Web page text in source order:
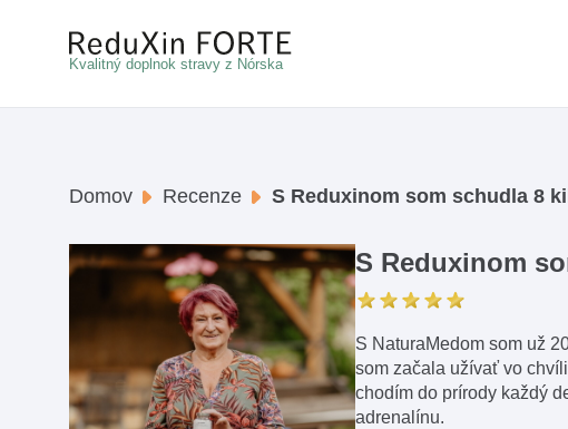
Kvalitný doplnok stravy z Nórska
Domov Recenze S Reduxinom som schudla 8
S Reduxinom
S NaturaMedom som už
som začala užívať vo
chodím do prírody každý
adrenalínu.